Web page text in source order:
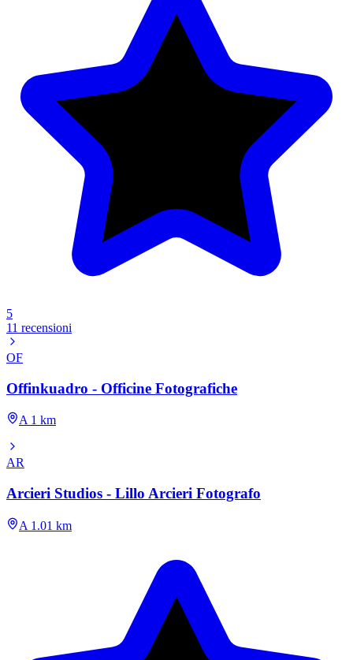
5
11 recensioni
OF
Offinkuadro - Officine Fotografiche
A 1 km
AR
Arcieri Studios - Lillo Arcieri Fotografo
A 1.01 km